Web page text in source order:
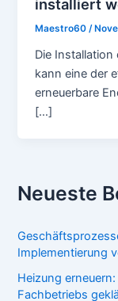
installiert
Maestro60/
Die
kann eine der
erneuerbare
[…]
Neueste
Implementierung
Heizung
Fachbetriebs